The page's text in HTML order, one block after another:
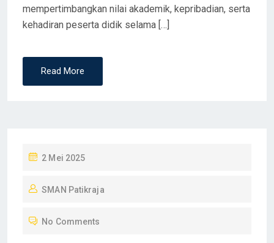
mempertimbangkan nilai akademik, kepribadian, serta
kehadiran peserta didik selama […]
Read More
P
S
E
2 Mei 2025
SMAN Patikraja
No Comments